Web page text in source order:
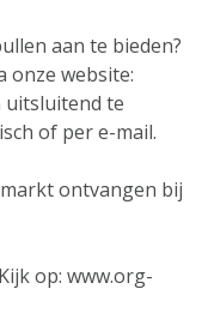
aan te bieden?
onze website:
uitsluitend te
of per e-mail.
ontvangen bij
op: www.org-